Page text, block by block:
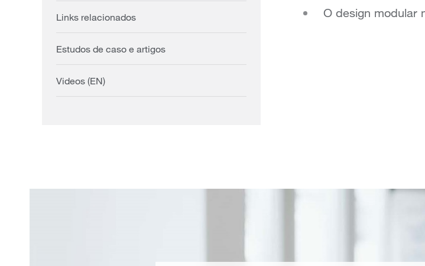
O design modular
Links relacionados
Estudos de caso e artigos
Videos (EN)